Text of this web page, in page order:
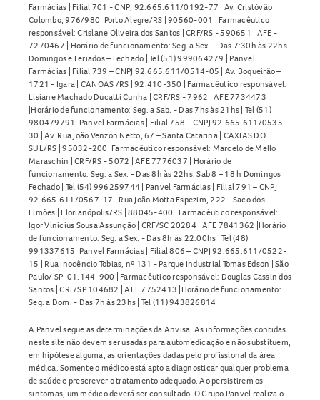
Farmácias | Filial 701 - CNPJ 92.665.611/0192-77 | Av. Cristóvão
Colombo, 976/980| Porto Alegre/RS | 90560-001 | Farmacêutico
responsável: Crislane Oliveira dos Santos | CRF/RS - 590651 | AFE -
7270467 | Horário de funcionamento: Seg. a Sex. - Das 7:30h às 22hs.
Domingos e Feriados – Fechado | Tel (51) 999064279 | Panvel
Farmácias | Filial 739 – CNPJ 92.665.611/0514-05 | Av. Boqueirão –
1721 - Igara | CANOAS /RS | 92.410-350 | Farmacêutico responsável:
Lisiane Machado Ducatti Cunha | CRF/RS - 7962 | AFE 7734473
|Horário de funcionamento: Seg. a Sab. - Das 7hs às 21hs | Tel (51)
980479791| Panvel Farmácias | Filial 758 – CNPJ 92.665.611/0535-
30 | Av. Rua João Venzon Netto, 67 – Santa Catarina | CAXIAS DO
SUL/RS | 95032-200| Farmacêutico responsável: Marcelo de Mello
Maraschin | CRF/RS - 5072 | AFE 7776037 | Horário de
funcionamento: Seg. a Sex. - Das 8h às 22hs, Sab 8 – 18 h Domingos
Fechado | Tel (54) 996259744 | Panvel Farmácias | Filial 791 – CNPJ
92.665.611/0567-17 | Rua João Motta Espezim, 222 - Saco dos
Limões | Florianópolis/RS | 88045-400 | Farmacêutico responsável:
Igor Vinicius Sousa Assunção | CRF/SC 20284 | AFE 7841362 |Horário
de funcionamento: Seg. a Sex. - Das 8h às 22:00hs | Tel (48)
991337615| Panvel Farmácias | Filial 806 – CNPJ 92.665.611/0522-
15 | Rua Inocêncio Tobias, nº 131 - Parque Industrial Tomas Edson | São
Paulo/ SP |01.144-900 | Farmacêutico responsável: Douglas Cassin dos
Santos | CRF/SP 104682 | AFE 7752413 |Horário de funcionamento:
Seg. a Dom. - Das 7h às 23hs | Tel (11) 943826814
A Panvel segue as determinações da Anvisa. As informações contidas
neste site não devem ser usadas para automedicação e não substituem,
em hipótese alguma, as orientações dadas pelo profissional da área
médica. Somente o médico está apto a diagnosticar qualquer problema
de saúde e prescrever o tratamento adequado. Ao persistirem os
sintomas, um médico deverá ser consultado. O Grupo Panvel realiza o